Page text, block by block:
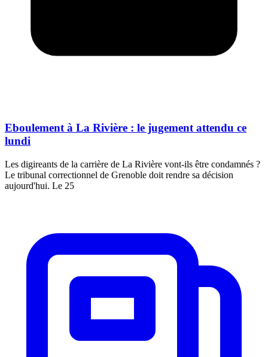
Eboulement à La Rivière : le jugement attendu ce
lundi
Les digireants de la carrière de La Rivière vont-ils être condamnés ?
Le tribunal correctionnel de Grenoble doit rendre sa décision
aujourd'hui. Le 25